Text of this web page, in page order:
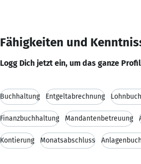
Fähigkeiten und
Logg Dich jetzt ein, um das ganze
Buchhaltung Entgeltabrechnung
Finanzbuchhaltung Mandantenbetreuung
Kontierung Monatsabschluss